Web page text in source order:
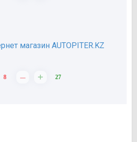
магазин AUTOPITER.KZ
8 – + 27